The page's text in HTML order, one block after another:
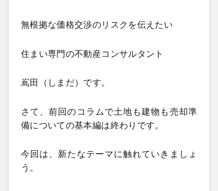
無根拠な価格交渉のリスクを伝えたい
住まい専門の不動産コンサルタント
嶌田（しまだ）です。
さて、前回のコラムで土地も建物も売却準
備についての基本編は終わりです。
今回は、新たなテーマに触れていきましょ
う。